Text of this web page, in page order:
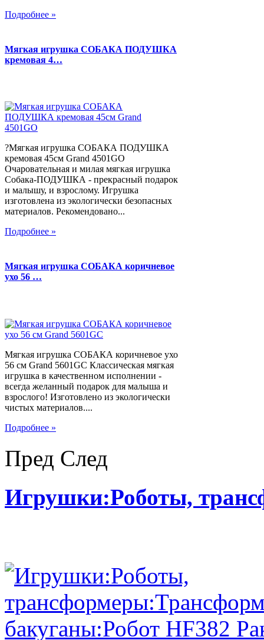
Подробнее »
Мягкая игрушка СОБАКА ПОДУШКА
кремовая 4…
?Мягкая игрушка СОБАКА ПОДУШКА
кремовая 45см Grand 4501GO
Очаровательная и милая мягкая игрушка
Собака-ПОДУШКА - прекрасный подарок
и малышу, и взрослому. Игрушка
изготовлена из экологически безопасных
материалов. Рекомендовано...
Подробнее »
Мягкая игрушка СОБАКА коричневое
ухо 56 …
Мягкая игрушка СОБАКА коричневое ухо
56 см Grand 5601GC Классическая мягкая
игрушка в качественном исполнении -
всегда желанный подарок для малыша и
взрослого! Изготовлено из экологически
чистых материалов....
Подробнее »
Пред След
Игрушки:Роботы,